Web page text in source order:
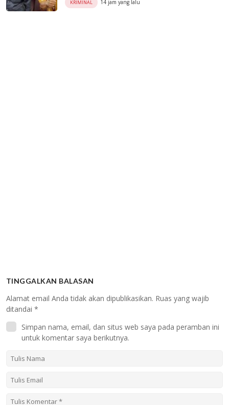
KRIMINAL 14 jam yang lalu
TINGGALKAN BALASAN
Alamat email Anda tidak akan dipublikasikan. Ruas yang wajib
ditandai *
Simpan nama, email, dan situs web saya pada peramban ini
untuk komentar saya berikutnya.